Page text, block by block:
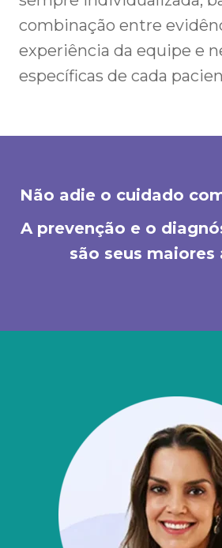
combinação entre
experiência da equipe e
específicas de cada
Não adie o cuidado
A prevenção e o
são seus maiores